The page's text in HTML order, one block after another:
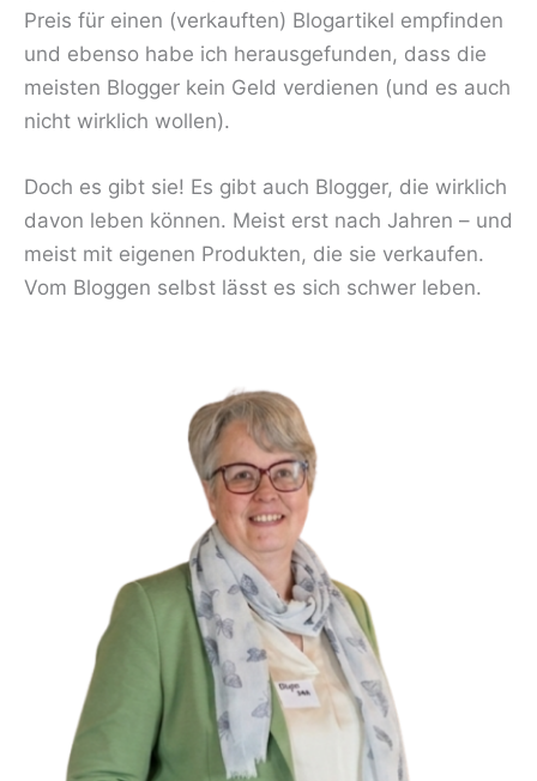
Preis für einen (verkauften) Blogartikel empfinden
und ebenso habe ich herausgefunden, dass die
meisten Blogger kein Geld verdienen (und es auch
nicht wirklich wollen).
Doch es gibt sie! Es gibt auch Blogger, die wirklich
davon leben können. Meist erst nach Jahren – und
meist mit eigenen Produkten, die sie verkaufen.
Vom Bloggen selbst lässt es sich schwer leben.